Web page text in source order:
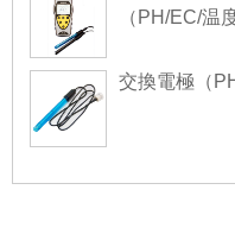
（PH/EC/温
交換電極（